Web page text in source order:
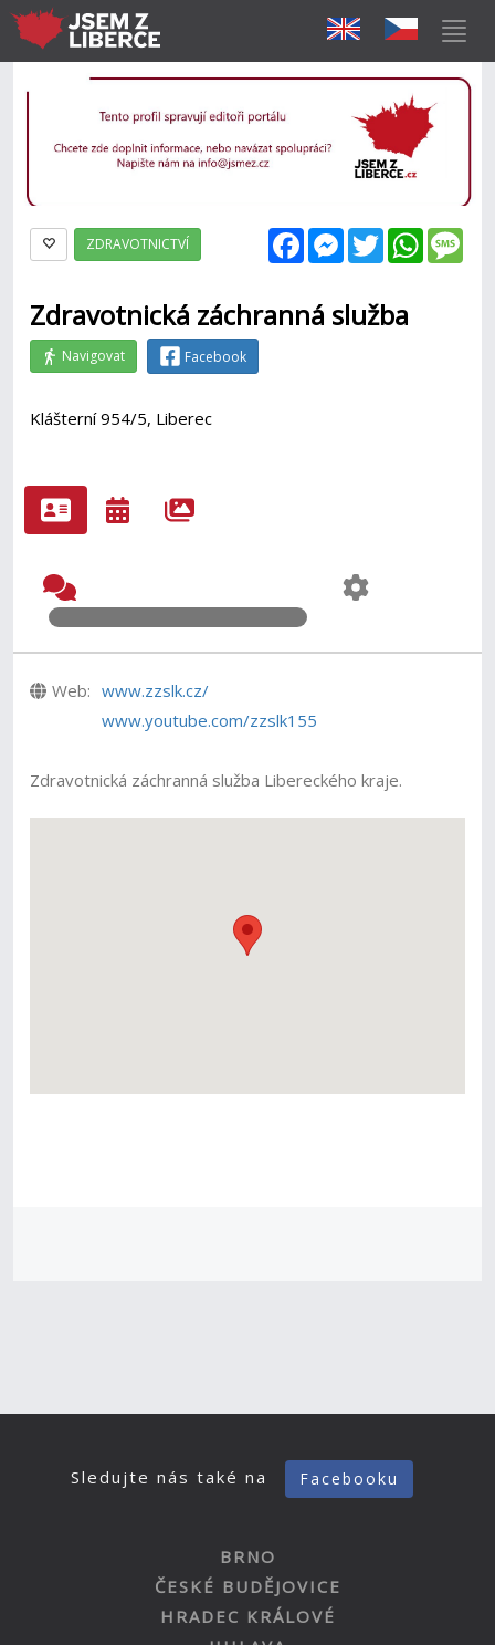
FacebookMessenger
Twitter
ZDRAVOTNICTVÍ
Zdravotnická záchranná služba
Navigovat Facebook
Klášterní 954/5, Liberec
Web: www.zzslk.cz/
www.youtube.com/zzslk155
Zdravotnická záchranná služba Libereckého kraje.
Sledujte nás také na Facebooku
BRNO
ČESKÉ BUDĚJOVICE
HRADEC KRÁLOVÉ